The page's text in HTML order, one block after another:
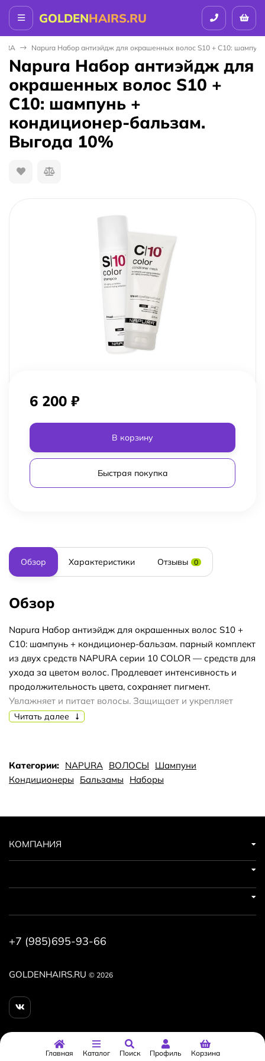
GOLDENHAIRS.RU
Napura Набор антиэйдж для окрашенных волос S10 + C10:
Napura Набор антиэйдж для
окрашенных волос S10 +
C10: шампунь +
кондиционер-бальзам.
Выгода 10%
6 200 ₽
В корзину
Быстрая покупка
Обзор Характеристики Отзывы 0
Обзор
Napura Набор антиэйдж для окрашенных волос S10 +
C10: шампунь + кондиционер-бальзам. парный комплект
из двух средств NAPURA серии 10 COLOR — средств для
ухода за цветом волос. Продлевает интенсивность и
продолжительность цвета, сохраняет пигмент.
Увлажняет и питает волосы. Защищает и укрепляет
кератиновые волокна. Облегчает уход за окрашенными
внутреннего увлажнения. Активный состав: экстракт
красной смородины, микропротеины шелка, протеины
происхождения.
Читать далее
Категории: NAPURA ВОЛОСЫ
Шампуни
Кондиционеры
Бальзамы Наборы
GOLDENHAIRS.RU © 2026
КОМПАНИЯ
+7 (985)695-93-66
Главная Каталог Поиск Профиль Корзина